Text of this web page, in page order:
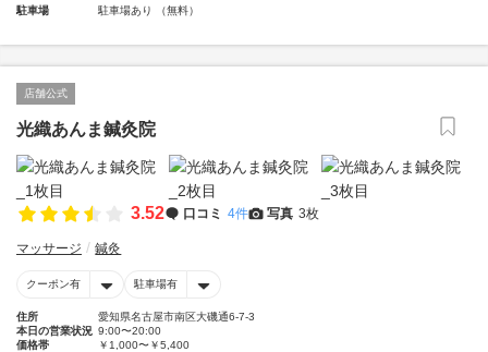
駐車場 駐車場あり （無料）
店舗公式
光織あんま鍼灸院
3.52 口コミ 4件 写真 3枚
マッサージ 鍼灸
クーポン有 駐車場有
住所
愛知県名古屋市南区大磯通6-7-3
本日の営業状況 9:00〜20:00
価格帯
￥1,000〜￥5,400